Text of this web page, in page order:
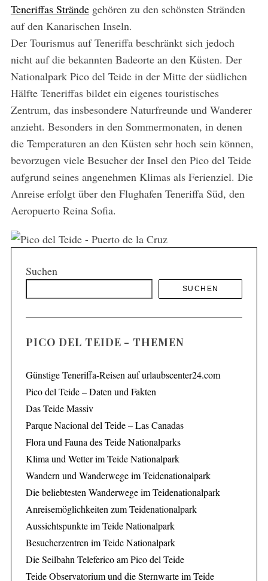
Teneriffas Strändegehören zu den schönsten Stränden
auf den Kanarischen Inseln.
Der Tourismus auf Teneriffa beschränkt sich jedoch
nicht auf die bekannten Badeorte an den Küsten. Der
Nationalpark Pico del Teide in der Mitte der südlichen
Hälfte Teneriffas bildet ein eigenes touristisches
Zentrum, das insbesondere Naturfreunde und Wanderer
anzieht. Besonders in den Sommermonaten, in denen
die Temperaturen an den Küsten sehr hoch sein können,
bevorzugen viele Besucher der Insel den Pico del Teide
aufgrund seines angenehmen Klimas als Ferienziel. Die
Anreise erfolgt über den Flughafen Teneriffa Süd, den
Aeropuerto Reina Sofia.
Suchen
SUCHEN
PICO DEL TEIDE - THEMEN
Günstige Teneriffa-Reisen auf urlaubscenter24.com
Pico del Teide – Daten und Fakten
Das Teide Massiv
Parque Nacional del Teide – Las Canadas
Flora und Fauna des Teide Nationalparks
Klima und Wetter im Teide Nationalpark
Wandern und Wanderwege im Teidenationalpark
Die beliebtesten Wanderwege im Teidenationalpark
Anreisemöglichkeiten zum Teidenationalpark
Aussichtspunkte im Teide Nationalpark
Besucherzentren im Teide Nationalpark
Die Seilbahn Teleferico am Pico del Teide
Teide Observatorium und die Sternwarte im Teide